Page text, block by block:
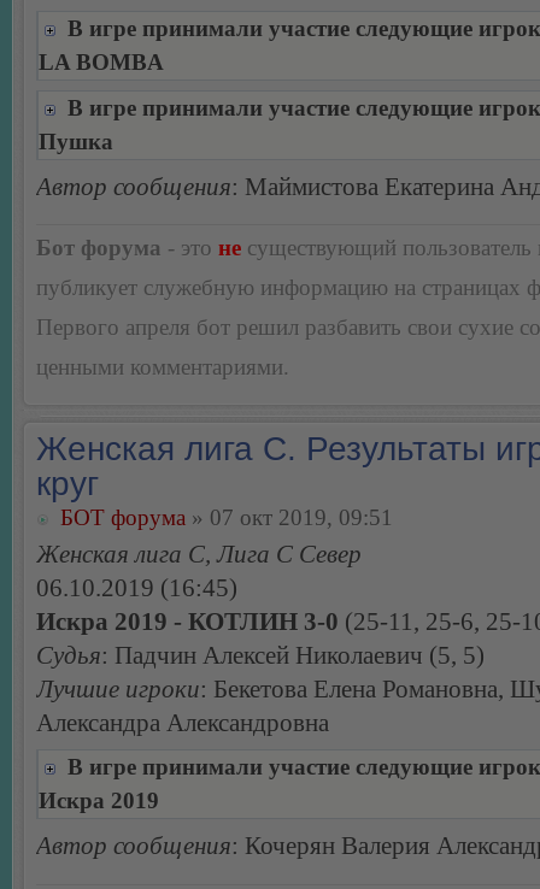
В игре принимали участие следующие
LA BOMBA
В игре принимали участие следующие
Пушка
Автор сообщения: Маймистова Екатерина
Бот форума - это не существующий пользователь
публикует служебную информацию на страницах
Первого апреля бот решил разбавить свои сухие
ценными комментариями.
Женская лига С. Результаты
круг
БОТ форума » 07 окт 2019, 09:51
Женская лига С, Лига С Север
06.10.2019 (16:45)
Искра 2019 - КОТЛИН 3-0 (25-11, 25-6, 25-
Судья: Падчин Алексей Николаевич (5, 5)
Лучшие игроки: Бекетова Елена Романовна,
Александра Александровна
В игре принимали участие следующие
Искра 2019
Автор сообщения: Кочерян Валерия